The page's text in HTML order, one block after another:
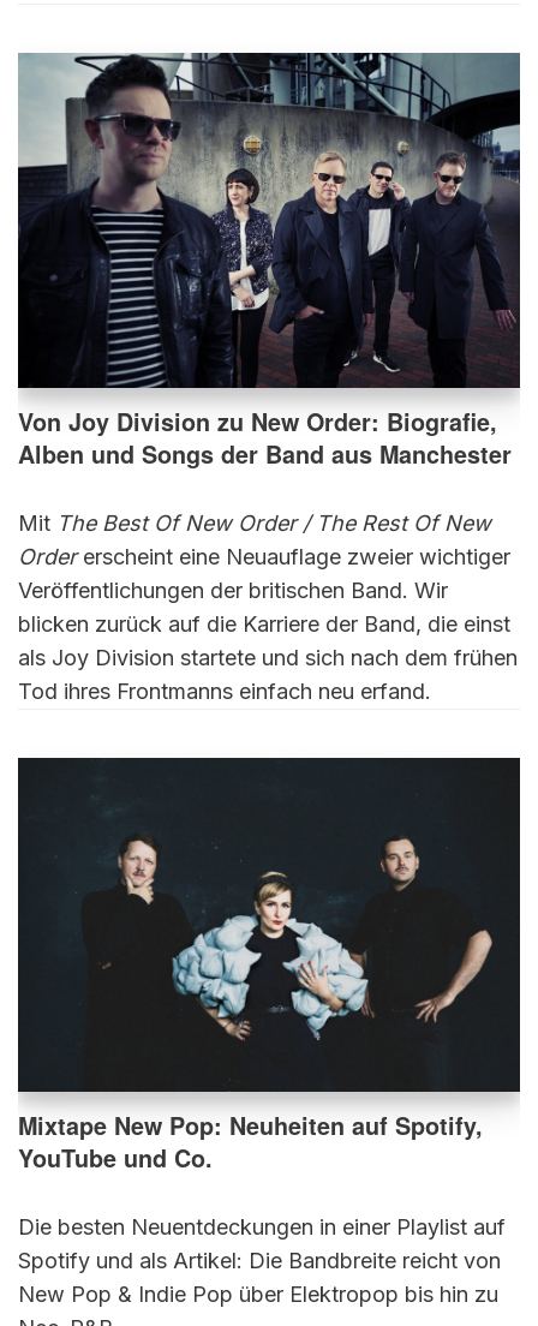
Von Joy Division zu New Order: Biografie,
Alben und Songs der Band aus Manchester
Mit The Best Of New Order / The Rest Of New
Ordererscheint eine Neuauflage zweier wichtiger
Veröffentlichungen der britischen Band. Wir
blicken zurück auf die Karriere der Band, die einst
als Joy Division startete und sich nach dem frühen
Tod ihres Frontmanns einfach neu erfand.
Mixtape New Pop: Neuheiten auf Spotify,
YouTube und Co.
Die besten Neuentdeckungen in einer Playlist auf
Spotify und als Artikel: Die Bandbreite reicht von
New Pop & Indie Pop über Elektropop bis hin zu